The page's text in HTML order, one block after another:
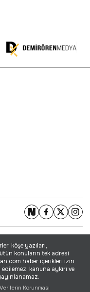
köşe yazıları,
konuların tek adresi
haber içerikleri izin
kanuna aykırı ve
Korunması